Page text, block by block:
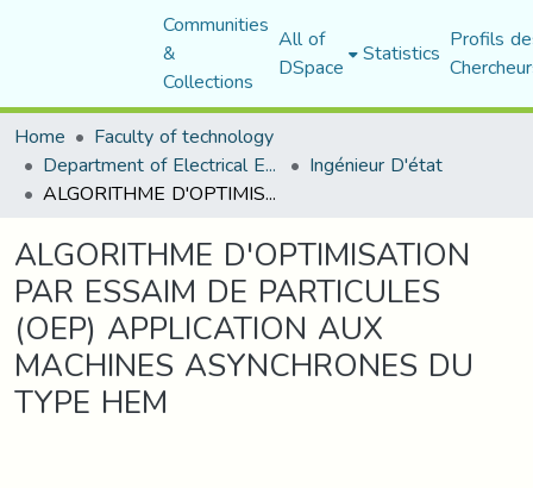
Communities
&
Collections
All of
DSpace Statistics Profils
Home
Faculty of technology
Department of Electrical Engineering Ingénieur D'état
ALGORITHME D'OPTIMISATION PAR ESSAIM DE PARTICULES (OEP) APPLICATION AUX MACHINES ASYNCHRONES DU TYPE HEM
ALGORITHME D'OPTIMISATION
PAR ESSAIM DE PARTICULES
(OEP) APPLICATION AUX
MACHINES ASYNCHRONES DU
TYPE HEM